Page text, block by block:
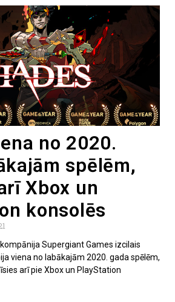
no 2020.
spēlēm,
Xbox un
konsolēs
Supergiant Games izcilais
viena no labākajām 2020. gada spēlēm,
arī pie Xbox un PlayStation